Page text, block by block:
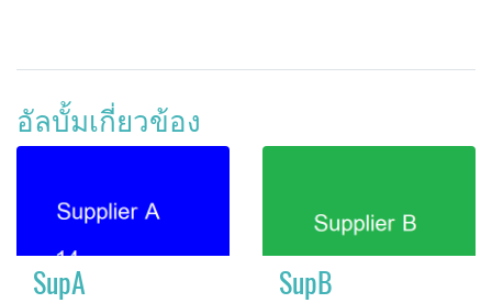
อัลบั้มเกี่ยวข้อง
SupA SupB